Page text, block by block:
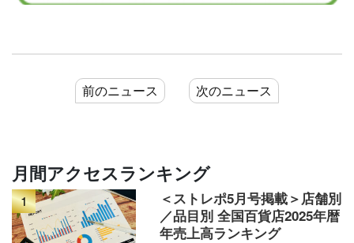
前のニュース 次のニュース
月間アクセスランキング
1
＜ストレポ5月号掲載＞店舗別
／品目別 全国百貨店2025年暦
年売上高ランキング